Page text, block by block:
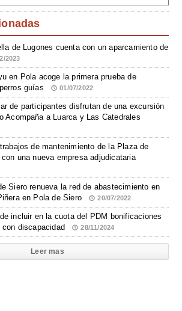
de Lugones cuenta con un aparcamiento de
2023
en Pola acoge la primera prueba de
guías
01/07/2022
de participantes disfrutan de una excursión
Acompaña a Luarca y Las Catedrales
de mantenimiento de la Plaza de
una nueva empresa adjudicataria
Siero renueva la red de abastecimiento en
en Pola de Siero
20/07/2022
incluir en la cuota del PDM bonificaciones
discapacidad
28/11/2024
Leer mas